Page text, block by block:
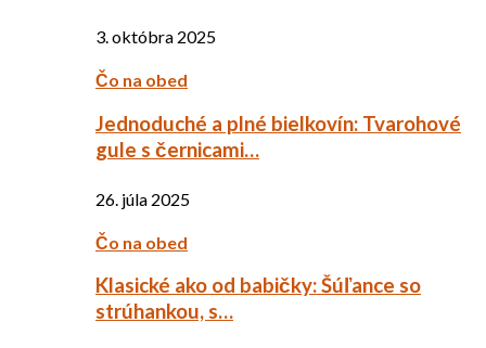
3. októbra 2025
Čo na obed
Jednoduché a plné bielkovín: Tvarohové
gule s černicami…
26. júla 2025
Čo na obed
Klasické ako od babičky: Šúľance so
strúhankou, s…